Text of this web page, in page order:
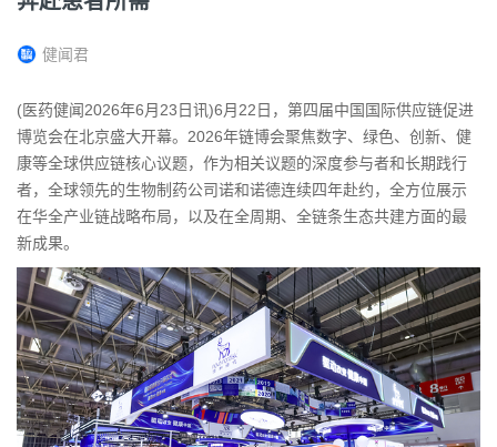
健闻君
(医药健闻2026年6月23日讯)6月22日，第四届中国国际供应链促进
博览会在北京盛大开幕。2026年链博会聚焦数字、绿色、创新、健
康等全球供应链核心议题，作为相关议题的深度参与者和长期践行
者，全球领先的生物制药公司诺和诺德连续四年赴约，全方位展示
在华全产业链战略布局，以及在全周期、全链条生态共建方面的最
新成果。